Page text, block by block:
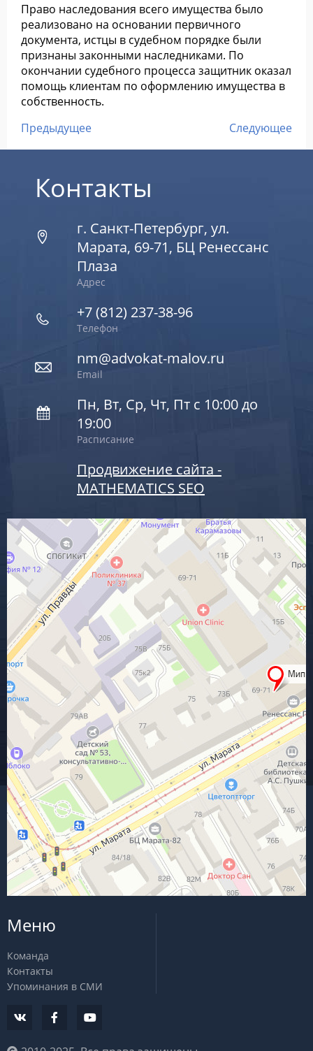
Право наследования всего имущества было
реализовано на основании первичного
документа, истцы в судебном порядке были
признаны законными наследниками. По
окончании судебного процесса защитник оказал
помощь клиентам по оформлению имущества в
собственность.
Предыдущее
Следующее
Контакты
г. Санкт-Петербург, ул.
Марата, 69-71, БЦ Ренессанс
Плаза
Адрес
+7 (812) 237-38-96
Телефон
nm@advokat-malov.ru
Email
Пн, Вт, Ср, Чт, Пт с 10:00 до
19:00
Расписание
Продвижение сайта -
MATHEMATICS SEO
Меню
Команда
Контакты
Упоминания в СМИ